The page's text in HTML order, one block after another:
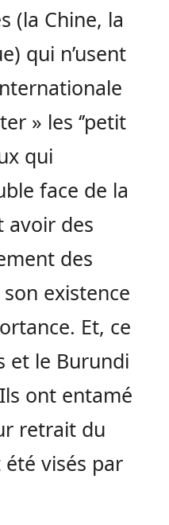
(la Chine, la
qui n’usent
» les ‘’petit
qui
face de la
avoir des
des
existence
Et, ce
et le Burundi
ont entamé
retrait du
visés par